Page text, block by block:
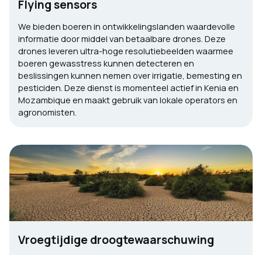
Flying sensors
We bieden boeren in ontwikkelingslanden waardevolle
informatie door middel van betaalbare drones. Deze
drones leveren ultra-hoge resolutiebeelden waarmee
boeren gewasstress kunnen detecteren en
beslissingen kunnen nemen over irrigatie, bemesting en
pesticiden. Deze dienst is momenteel actief in Kenia en
Mozambique en maakt gebruik van lokale operators en
agronomisten.
Vroegtijdige droogtewaarschuwing